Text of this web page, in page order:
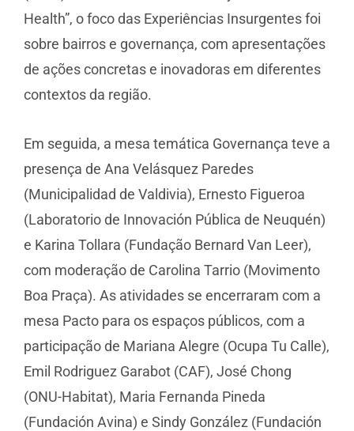
Health”, o foco das Experiências Insurgentes foi
sobre bairros e governança, com apresentações
de ações concretas e inovadoras em diferentes
contextos da região.
Em seguida, a mesa temática Governança teve a
presença de Ana Velásquez Paredes
(Municipalidad de Valdivia), Ernesto Figueroa
(Laboratorio de Innovación Pública de Neuquén)
e Karina Tollara (Fundação Bernard Van Leer),
com moderação de Carolina Tarrio (Movimento
Boa Praça). As atividades se encerraram com a
mesa Pacto para os espaços públicos, com a
participação de Mariana Alegre (Ocupa Tu Calle),
Emil Rodriguez Garabot (CAF), José Chong
(ONU-Habitat), Maria Fernanda Pineda
(Fundación Avina) e Sindy González (Fundación